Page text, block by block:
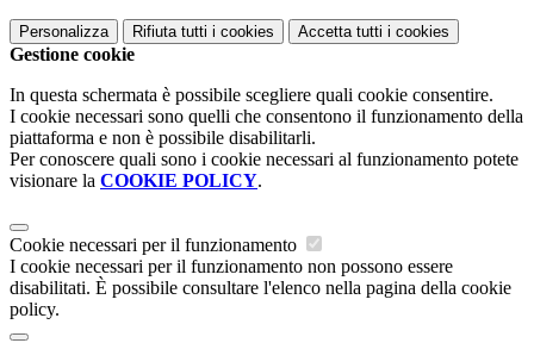
Personalizza Rifiuta tutti i cookies Accetta tutti i cookies
Gestione cookie
In questa schermata è possibile scegliere quali cookie consentire.
I cookie necessari sono quelli che consentono il funzionamento della
piattaforma e non è possibile disabilitarli.
Per conoscere quali sono i cookie necessari al funzionamento potete
visionare la COOKIE POLICY.
Cookie necessari per il funzionamento
I cookie necessari per il funzionamento non possono essere
disabilitati. È possibile consultare l'elenco nella pagina della cookie
policy.